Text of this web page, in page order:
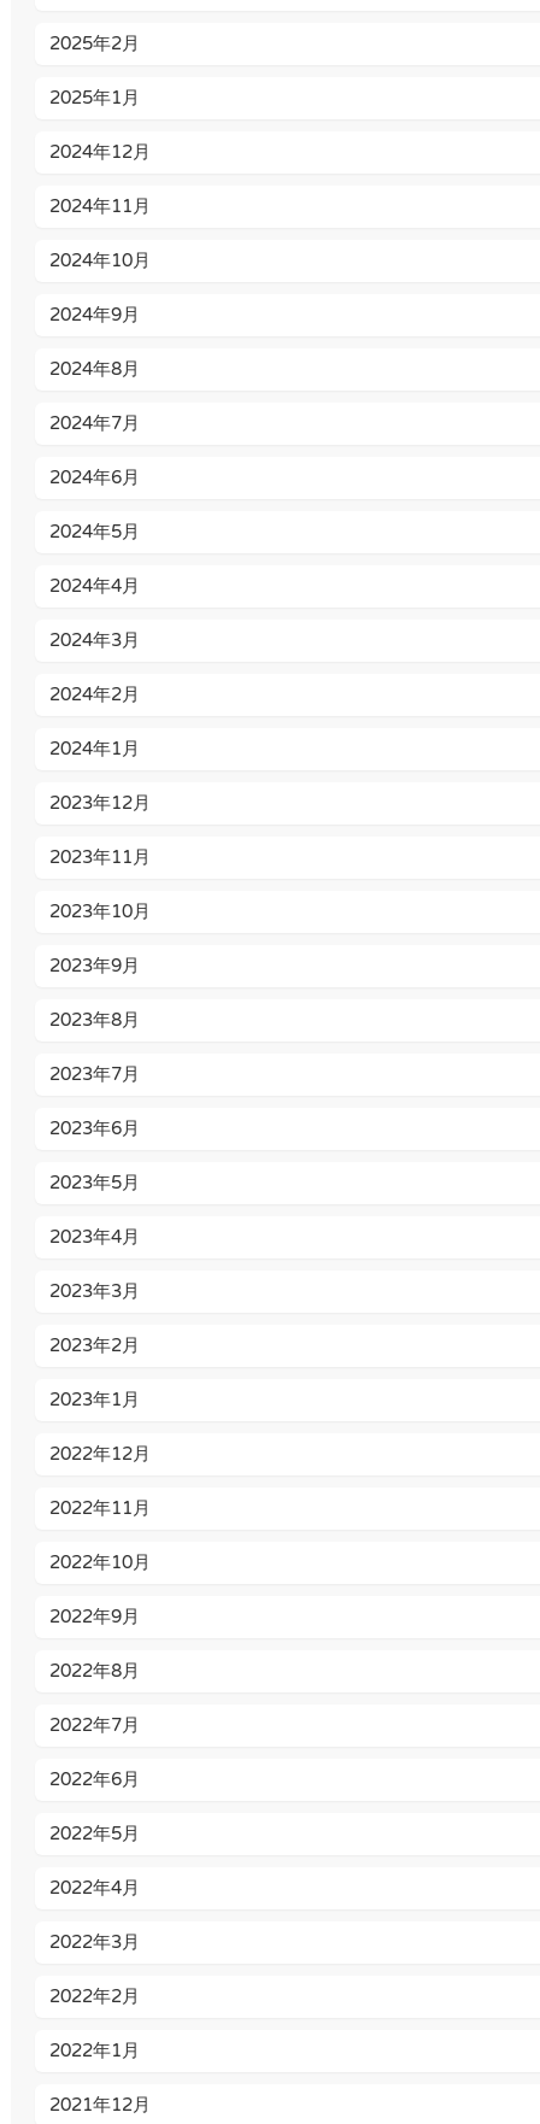
2025年2月
2025年1月
2024年12月
2024年11月
2024年10月
2024年9月
2024年8月
2024年7月
2024年6月
2024年5月
2024年4月
2024年3月
2024年2月
2024年1月
2023年12月
2023年11月
2023年10月
2023年9月
2023年8月
2023年7月
2023年6月
2023年5月
2023年4月
2023年3月
2023年2月
2023年1月
2022年12月
2022年11月
2022年10月
2022年9月
2022年8月
2022年7月
2022年6月
2022年5月
2022年4月
2022年3月
2022年2月
2022年1月
2021年12月